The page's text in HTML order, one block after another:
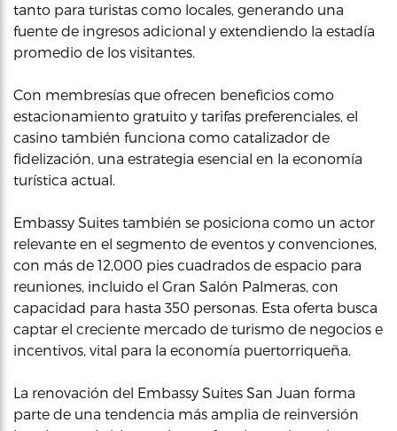
tanto para turistas como locales, generando una
fuente de ingresos adicional y extendiendo la estadía
promedio de los visitantes.
Con membresías que ofrecen beneficios como
estacionamiento gratuito y tarifas preferenciales, el
casino también funciona como catalizador de
fidelización, una estrategia esencial en la economía
turística actual.
Embassy Suites también se posiciona como un actor
relevante en el segmento de eventos y convenciones,
con más de 12,000 pies cuadrados de espacio para
reuniones, incluido el Gran Salón Palmeras, con
capacidad para hasta 350 personas. Esta oferta busca
captar el creciente mercado de turismo de negocios e
incentivos, vital para la economía puertorriqueña.
La renovación del Embassy Suites San Juan forma
parte de una tendencia más amplia de reinversión